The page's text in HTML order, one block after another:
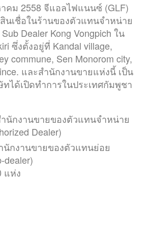
คม 2558 จีแอลไฟแนนซ์ (GLF)
นเชื่อในร้านของตัวแทนจำหน่าย
Dealer Kong Vongpich ใน
ซึ่งตั้งอยู่ที่ Kandal village,
commune, Sen Monorom city,
และสำนักงานขายแห่งนี้ เป็น
ได้เปิดทำการในประเทศกัมพูชา
นักงานขายของตัวแทนจำหน่าย
Dealer)
นักงานขายของตัวแทนย่อย
dealer)
แห่ง